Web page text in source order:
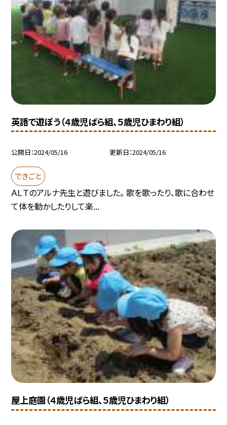
英語で遊ぼう（４歳児ばら組、５歳児ひまわり組）
公開日 2024/05/16 更新日 2024/05/16
できごと
ＡＬＴのアルナ先生と遊びました。 歌を歌ったり、歌に合わせ
て体を動かしたりして楽...
屋上庭園（４歳児ばら組、５歳児ひまわり組）